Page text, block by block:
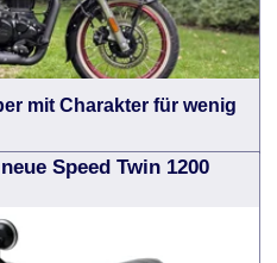
mit Charakter für wenig
Speed Twin 1200